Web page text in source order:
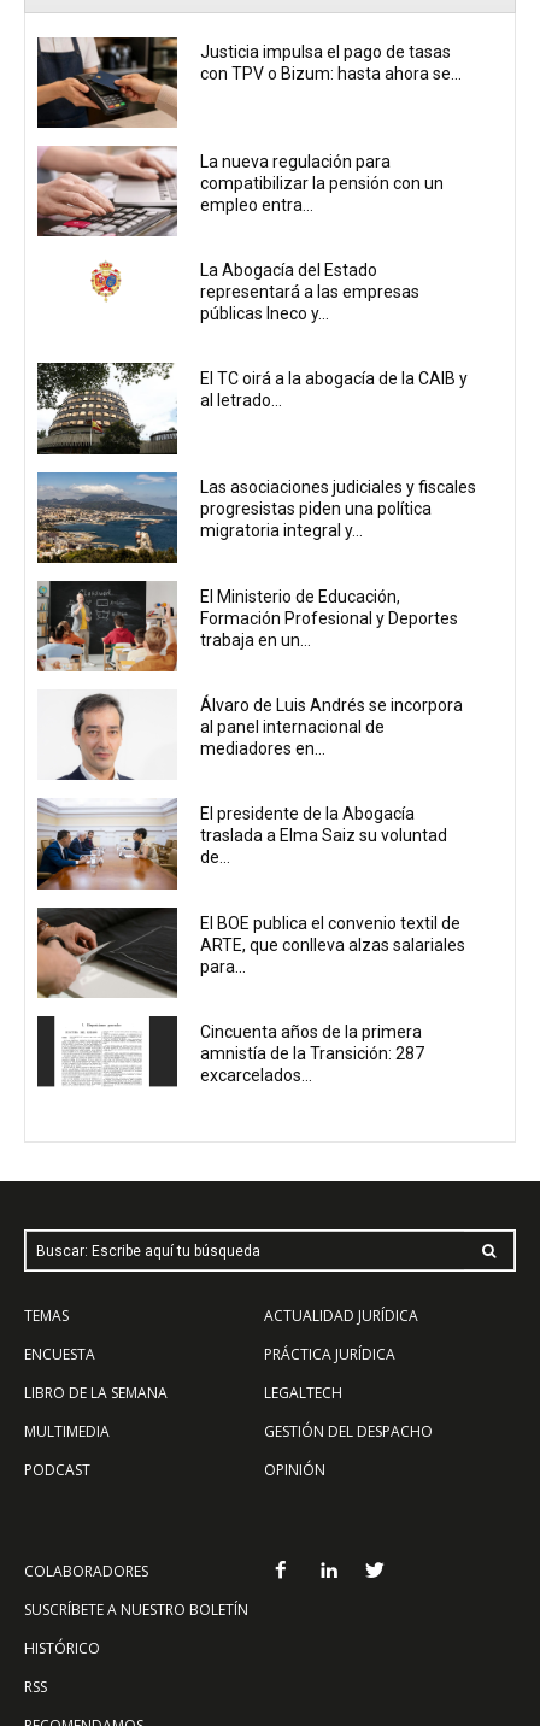
Justicia impulsa el pago de tasas
con TPV o Bizum: hasta ahora se...
La nueva regulación para
compatibilizar la pensión con un
empleo entra...
La Abogacía del Estado
representará a las empresas
públicas Ineco y...
El TC oirá a la abogacía de la CAIB y
al letrado...
Las asociaciones judiciales y fiscales
progresistas piden una política
migratoria integral y...
El Ministerio de Educación,
Formación Profesional y Deportes
trabaja en un...
Álvaro de Luis Andrés se incorpora
al panel internacional de
mediadores en...
El presidente de la Abogacía
traslada a Elma Saiz su voluntad
de...
El BOE publica el convenio textil de
ARTE, que conlleva alzas salariales
para...
Cincuenta años de la primera
amnistía de la Transición: 287
excarcelados...
Buscar: Escribe aquí tu búsqueda
TEMAS
ENCUESTA
LIBRO DE LA SEMANA
MULTIMEDIA
PODCAST
ACTUALIDAD JURÍDICA
PRÁCTICA JURÍDICA
LEGALTECH
GESTIÓN DEL DESPACHO
OPINIÓN
COLABORADORES
SUSCRÍBETE A NUESTRO BOLETÍN
HISTÓRICO
RSS